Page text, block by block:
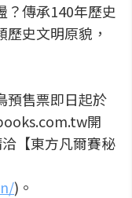
？傳承140年歷史
史文明原貌，
預售票即日起於
開
【東方凡爾賽秘
)。